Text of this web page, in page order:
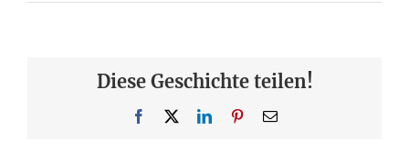
Diese Geschichte teilen!
Facebook LinkedInPinterest
E-